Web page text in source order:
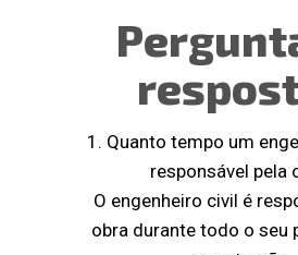
1. Quanto tempo um
responsável pela
O engenheiro civil é
obra durante todo o seu